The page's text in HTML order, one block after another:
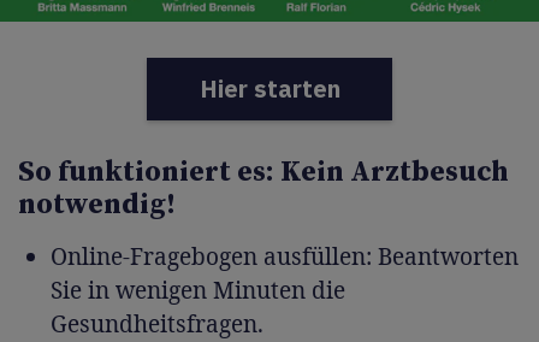
Hier starten
So funktioniert es: Kein Arztbesuch
notwendig!
Online-Fragebogen ausfüllen: Beantworten
Sie in wenigen Minuten die
Gesundheitsfragen.